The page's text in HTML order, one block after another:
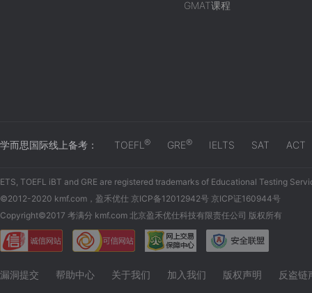
GMAT课程
学而思国际线上备考： TOEFL ® GRE® IELTS SAT ACT
ETS, TOEFL iBT and GRE are registered trademarks of Educational Testing
©2012-2020 kmf.com，盈禾优仕 京ICP备12012942号 京ICP证160944号
Copyright©2017 考满分 kmf.com 北京盈禾优仕科技有限责任公司 版权所有
漏洞提交 帮助中心 关于我们 加入我们 版权声明 反盗链